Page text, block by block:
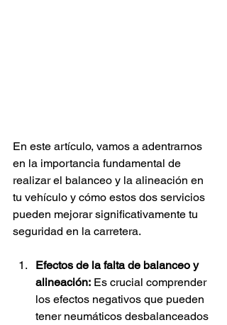
En este artículo, vamos a adentrarnos
en la importancia fundamental de
realizar el balanceo y la alineación en
tu vehículo y cómo estos dos servicios
pueden mejorar significativamente tu
seguridad en la carretera.
Efectos de la falta de balanceo y
alineación: Es crucial comprender
los efectos negativos que pueden
tener neumáticos desbalanceados